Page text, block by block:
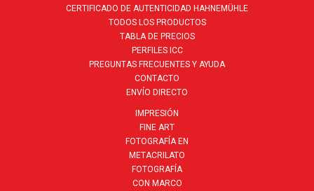
CERTIFICADO DE AUTENTICIDAD HAHNEMÜHLE
TODOS LOS PRODUCTOS
TABLA DE PRECIOS
PERFILES ICC
PREGUNTAS FRECUENTES Y AYUDA
CONTACTO
ENVÍO DIRECTO
IMPRESIÓN
FINE ART
FOTOGRAFÍA EN
METACRILATO
FOTOGRAFÍA
CON MARCO